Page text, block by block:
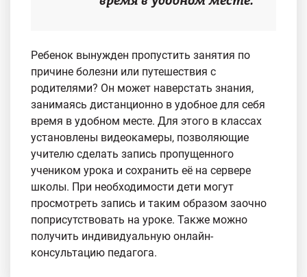
Ребенок вынужден пропустить занятия по
причине болезни или путешествия с
родителями? Он может наверстать знания,
занимаясь дистанционно в удобное для себя
время в удобном месте. Для этого в классах
установлены видеокамеры, позволяющие
учителю сделать запись пропущенного
учеником урока и сохранить её на сервере
школы. При необходимости дети могут
просмотреть запись и таким образом заочно
поприсутствовать на уроке. Также можно
получить индивидуальную онлайн-
консультацию педагога.